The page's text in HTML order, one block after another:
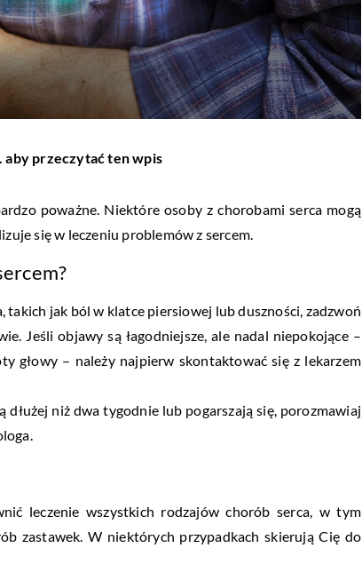
aby przeczytać ten wpis
poważne. Niektóre osoby z chorobami serca mogą
się w leczeniu problemów z sercem.
takich jak ból w klatce piersiowej lub duszności, zadzwoń
Jeśli objawy są łagodniejsze, ale nadal niepokojące –
głowy – należy najpierw skontaktować się z lekarzem
niż dwa tygodnie lub pogarszają się, porozmawiaj
leczenie wszystkich rodzajów chorób serca, w tym
zastawek. W niektórych przypadkach skierują Cię do